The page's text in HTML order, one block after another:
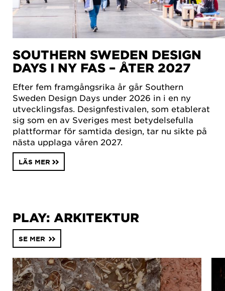
SOUTHERN SWEDEN DESIGN
DAYS I NY FAS – ÅTER 2027
Efter fem framgångsrika år går Southern
Sweden Design Days under 2026 in i en ny
utvecklingsfas. Designfestivalen, som etablerat
sig som en av Sveriges mest betydelsefulla
plattformar för samtida design, tar nu sikte på
nästa upplaga våren 2027.
LÄS MER
PLAY: ARKITEKTUR
SE MER